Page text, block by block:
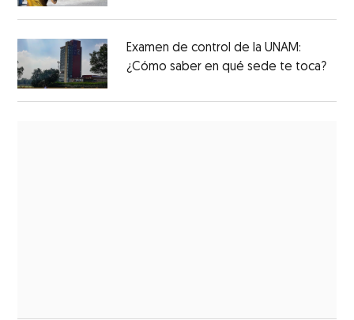
Examen de control de la UNAM:
¿Cómo saber en qué sede te toca?